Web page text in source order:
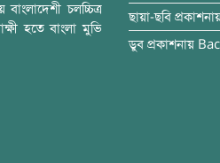
চলচ্চিত্র
হতে বাংলা মুভি
ছায়া-ছবি
ডুব প্রকাশনায়